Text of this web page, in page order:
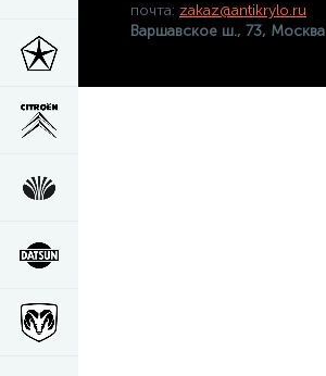
почта: zakaz@antikrylo.ru
Варшавское ш., 73, Москва